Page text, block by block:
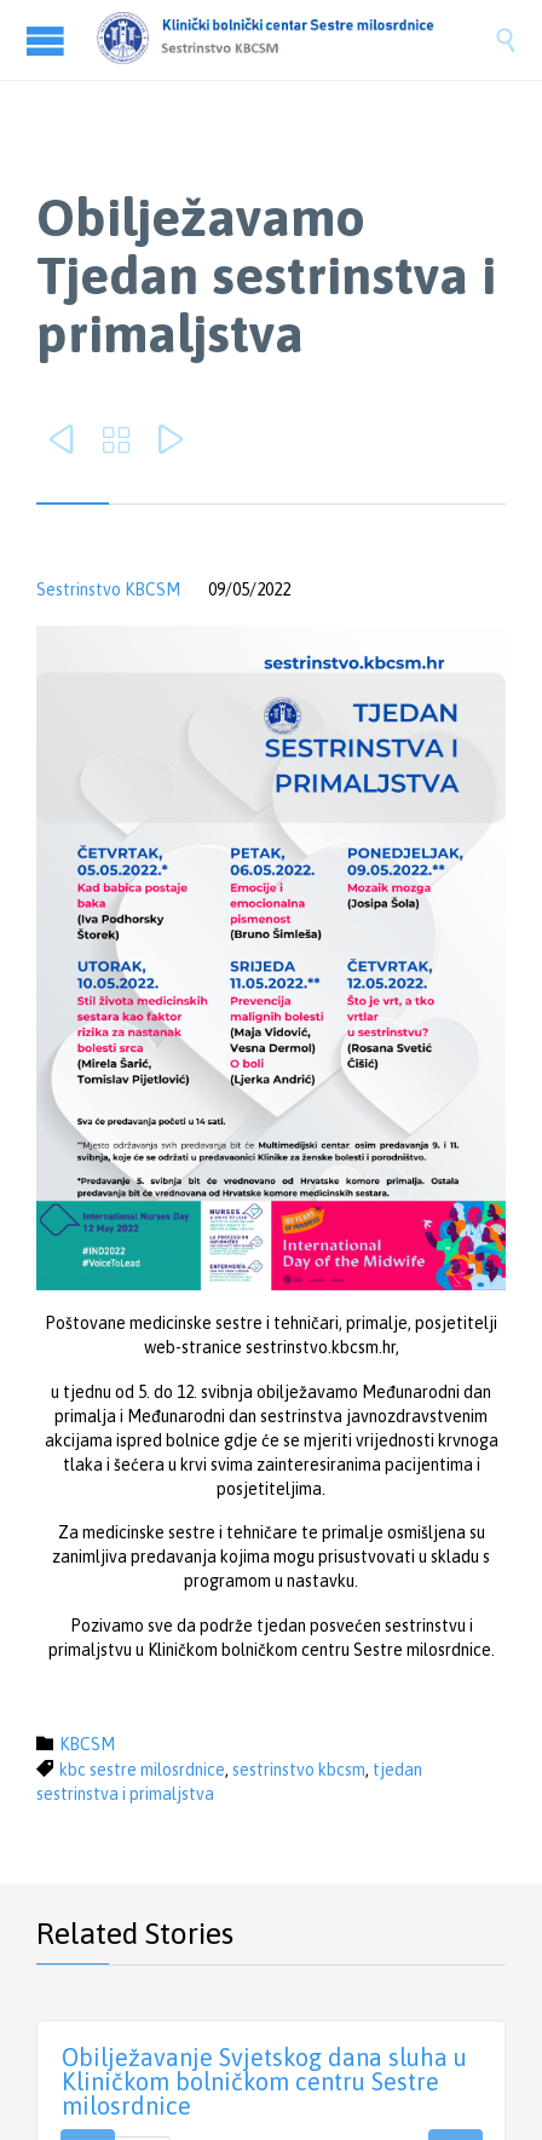

Obilježavamo
Tjedan sestrinstva i
primaljstva
  
Sestrinstvo KBCSM 09/05/2022
Poštovane medicinske sestre i tehničari, primalje, posjetitelji
web-stranice sestrinstvo.kbcsm.hr,
u tjednu od 5. do 12. svibnja obilježavamo Međunarodni dan
primalja i Međunarodni dan sestrinstva javnozdravstvenim
akcijama ispred bolnice gdje će se mjeriti vrijednosti krvnoga
tlaka i šećera u krvi svima zainteresiranima pacijentima i
posjetiteljima.
Za medicinske sestre i tehničare te primalje osmišljena su
zanimljiva predavanja kojima mogu prisustvovati u skladu s
programom u nastavku.
Pozivamo sve da podrže tjedan posvećen sestrinstvu i
primaljstvu u Kliničkom bolničkom centru Sestre milosrdnice.
 Category
KBCSM
 Tags
kbc sestre milosrdnice, sestrinstvo kbcsm, tjedan
sestrinstva i primaljstva
Related Stories
Obilježavanje Svjetskog dana sluha u
Kliničkom bolničkom centru Sestre
milosrdnice